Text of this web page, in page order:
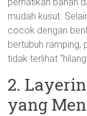
mudah kusut.
cocok dengan
bertubuh ramping,
tidak terlihat
2.
yang